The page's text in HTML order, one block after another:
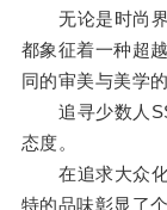
无论是时尚界
都象征着一种超
同的审美与美学的
追寻少数人
态度。
在追求大众化
特的品味彰显了